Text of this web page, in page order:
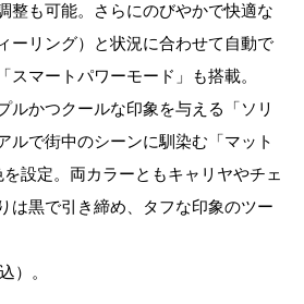
整も可能。さらにのびやかで快適な
ーリング）と状況に合わせて自動で
スマートパワーモード」も搭載。
ルかつクールな印象を与える「ソリ
ルで街中のシーンに馴染む「マット
設定。両カラーともキャリヤやチェ
は黒で引き締め、タフな印象のツー
）。